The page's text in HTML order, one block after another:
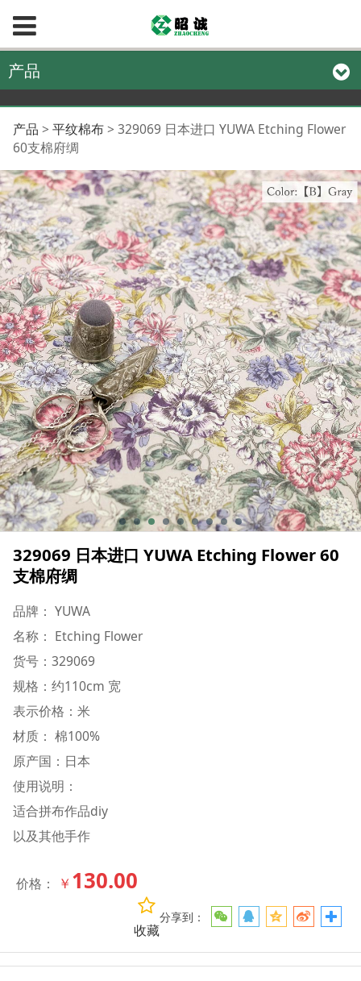
产品
329069 日本进口
YUWA Etching
Flower 60支棉府绸
产品 > 平纹棉布> 329069 日本进口 YUWA Etching Flower
60支棉府绸
329069 日本进口 YUWA Etching Flower 60
支棉府绸
品牌： YUWA
名称： Etching Flower
货号：329069
规格：约110cm 宽
表示价格：米
材质： 棉100%
原产国：日本
使用说明：
适合拼布作品diy
以及其他手作
价格： ￥ 130.00
分享到：
收藏